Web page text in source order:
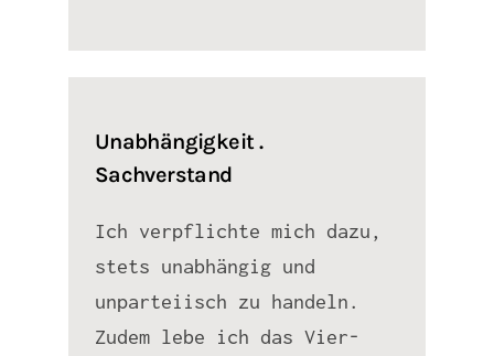
Unabhängigkeit .
Sachverstand
Ich verpflichte mich dazu,
stets unabhängig und
unparteiisch zu handeln.
Zudem lebe ich das Vier-